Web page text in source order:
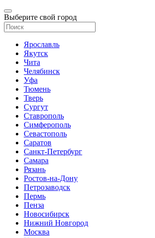
Выберите свой город
Ярославль
Якутск
Чита
Челябинск
Уфа
Тюмень
Тверь
Сургут
Ставрополь
Симферополь
Севастополь
Саратов
Санкт-Петербург
Самара
Рязань
Ростов-на-Дону
Петрозаводск
Пермь
Пенза
Новосибирск
Нижний Новгород
Москва